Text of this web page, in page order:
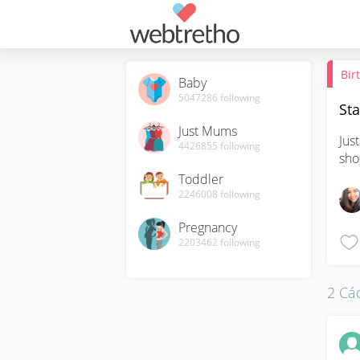
Baby
5047286 following
Just Mums
4426855 following
Toddler
2246008 following
Pregnancy
2203462 following
2